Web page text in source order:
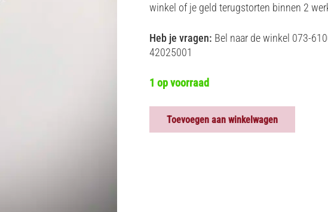
winkel of je geld terugstorten binnen 2
Heb je vragen: Bel naar de winkel 073-
42025001
1 op voorraad
SLAPPER
Toevoegen aan winkelwagen